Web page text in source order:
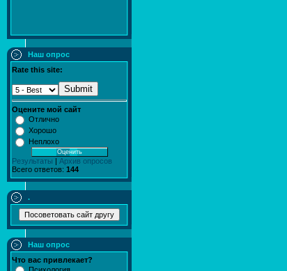
Наш опрос
Rate this site:
Submit
Оцените мой сайт
Отлично
Хорошо
Неплохо
Результаты
Архив опросов
Всего ответов: 144
.
Наш опрос
Что вас привлекает?